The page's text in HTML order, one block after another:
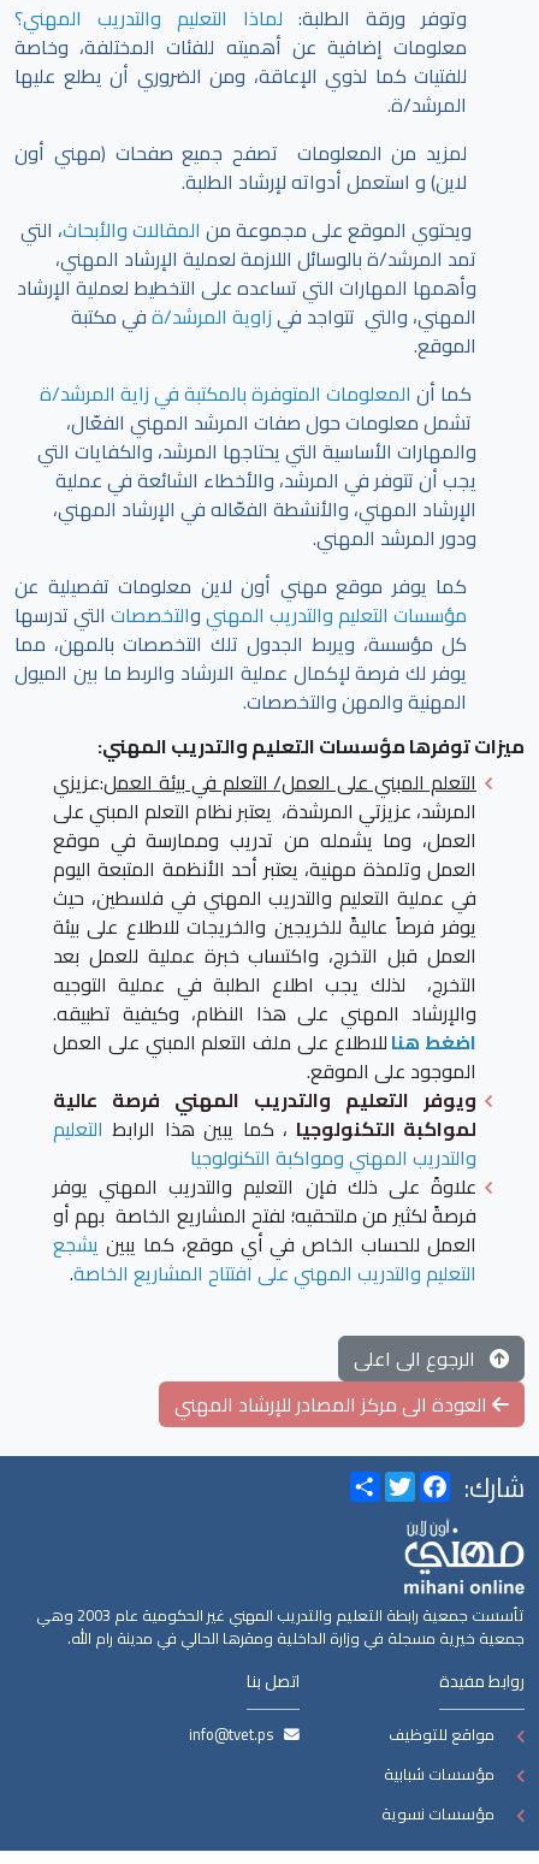
وتوفر ورقة الطلبة: لماذا التعليم والتدريب المهني؟
معلومات إضافية عن أهميته للفئات المختلفة، وخاصة
للفتيات كما لذوي الإعاقة، ومن الضروري أن يطلع عليها
المرشد/ة.
لمزيد من المعلومات تصفح جميع صفحات (مهني أون
لاين) و استعمل أدواته لإرشاد الطلبة.
ويحتوي الموقع على مجموعة من المقالات والأبحاث، التي
تمد المرشد/ة بالوسائل اللازمة لعملية الإرشاد المهني،
وأهمها المهارات التي تساعده على التخطيط لعملية الإرشاد
المهني، والتي تتواجد فيزاوية المرشد/ةفي مكتبة
الموقع.
كما أن المعلومات المتوفرة بالمكتبة في زاية المرشد/ة
تشمل معلومات حول صفات المرشد المهني الفعّال،
والمهارات الأساسية التي يحتاجها المرشد، والكفايات التي
يجب أن تتوفر في المرشد، والأخطاء الشائعة في عملية
الإرشاد المهني، والأنشطة الفعّاله في الإرشاد المهني،
ودور المرشد المهني.
كما يوفر موقع مهني أون لاين معلومات تفصيلية عن
مؤسسات التعليم والتدريب المهنيوالتخصصات التي تدرسها
كل مؤسسة، ويربط الجدول تلك التخصصات بالمهن، مما
يوفر لك فرصة لإكمال عملية الارشاد والربط ما بين الميول
المهنية والمهن والتخصصات.
ميزات توفرها مؤسسات التعليم والتدريب المهني:
التعلم المبني على العمل/ التعلم في بيئة العمل:عزيزي
المرشد، عزيزتي المرشدة، يعتبر نظام التعلم المبني على
العمل، وما يشمله من تدريب وممارسة في موقع
العمل وتلمذة مهنية، يعتبر أحد الأنظمة المتبعة اليوم
في عملية التعليم والتدريب المهني في فلسطين، حيث
يوفر فرصاً عاليةً للخريجين والخريجات للاطلاع على بيئة
العمل قبل التخرج، واكتساب خبرة عملية للعمل بعد
التخرج، لذلك يجب اطلاع الطلبة في عملية التوجيه
والإرشاد المهني على هذا النظام، وكيفية تطبيقه.
اضغط هناللاطلاع على ملف التعلم المبني على العمل
الموجود على الموقع.
ويوفر التعليم والتدريب المهني فرصة عالية
لمواكبة التكنولوجيا ، كما يبين هذا الرابط التعليم
والتدريب المهني ومواكبة التكنولوجيا
علاوةً على ذلك فإن التعليم والتدريب المهني يوفر
فرصةً لكثير من ملتحقيه؛ لفتح المشاريع الخاصة بهم أو
العمل للحساب الخاص في أي موقع، كما يبين يشجع
التعليم والتدريب المهني على افتتاح المشاريع الخاصة.
الرجوع الى اعلى
العودة الى مركز المصادر للإرشاد المهني
شارك: ShareTwitterFacebook
تأسست جمعية رابطة التعليم والتدريب المهني غير الحكومية عام 2003 وهي
جمعية خيرية مسجلة في وزارة الداخلية ومقرها الحالي في مدينة رام الله.
روابط مفيدة
مواقع للتوظيف
مؤسسات شبابية
مؤسسات نسوية
اتصل بنا
info@tvet.ps